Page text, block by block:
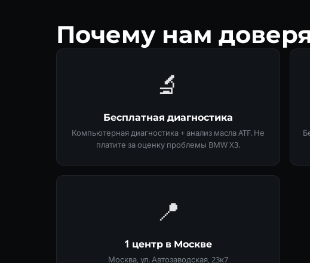
Почему нам
🔬
Бесплатная диагностика
Компьютерная диагностика + анализ масла ATF. Не
платите за оценку проблемы BMW X3.
📍
1 центр в Москве
Москва, ул. Автозаводская, 23к7